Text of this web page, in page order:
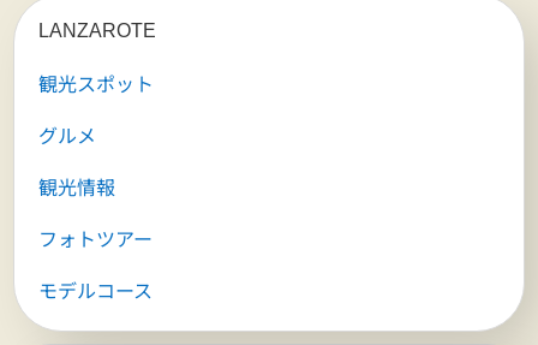
LANZAROTE
観光スポット
グルメ
観光情報
フォトツアー
モデルコース